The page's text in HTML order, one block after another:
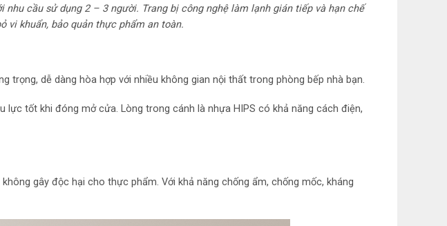
Mức tiêu thụ điện năng
Công nghệ bảo quản và làm lạnh
Công nghệ làm lạnh: Làm lạnh gián tiếp
Thông tin lắp đặt
Kích thước – Khối lượng: Cao 119.5 cm – Ngang 54.9 cm – Sâu
cầu sử dụng 2 – 3 người. Trang bị công nghệ làm lạnh gián tiếp và hạn chế
vi khuẩn, bảo quản thực phẩm an toàn.
trọng, dễ dàng hòa hợp với nhiều không gian nội thất trong phòng bếp nhà bạn.
tốt khi đóng mở cửa. Lòng trong cánh là nhựa HIPS có khả năng cách điện,
gây độc hại cho thực phẩm. Với khả năng chống ẩm, chống mốc, kháng